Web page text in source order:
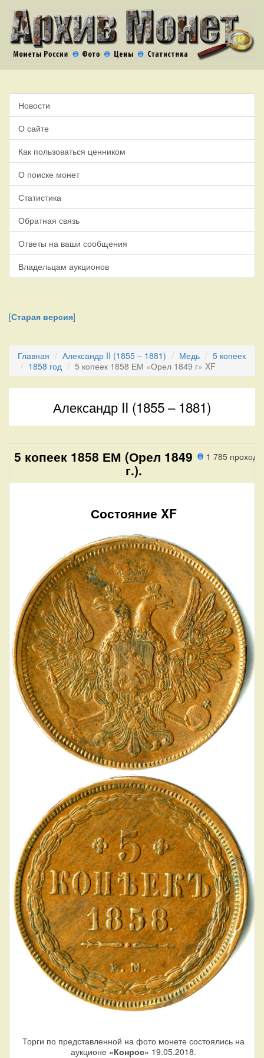
Новости
О сайте
Как пользоваться ценником
О поиске монет
Статистика
Обратная связь
Ответы на ваши сообщения
Владельцам аукционов
[Старая версия]
Главная Александр II (1855 – 1881) Медь
5 копеек
1858 год
5 копеек 1858 ЕМ «Орел 1849 г» XF
Александр II (1855 – 1881)
1 785 проход
5 копеек 1858 ЕМ (Орел 1849
г.).
Состояние XF
Торги по представленной на фото монете состоялись на
аукционе «Конрос» 19.05.2018.